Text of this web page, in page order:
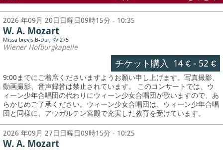
2026 年09月 20日日曜日09時15分 - 10:35
W. A. Mozart
Missa brevis B-Dur, KV 275
Wiener Hofburgkapelle
チケット購入 14 €- 52 €
9:00までにご着席くださいますようお願い申し上げます。写真撮影、
動画撮影、音声録音は禁止されています。 このコンサートでは、ウ
ィーン少年合唱団の代わりにウィーン少女合唱団が歌いますので、あ
らかじめご了承ください。ウィーン少女合唱団は、ウィーン少年合唱
団と同様に、アウガルテン宮殿で充実した教育を受けています。
2026 年09月 27日日曜日09時15分 - 10:25
W. A. Mozart